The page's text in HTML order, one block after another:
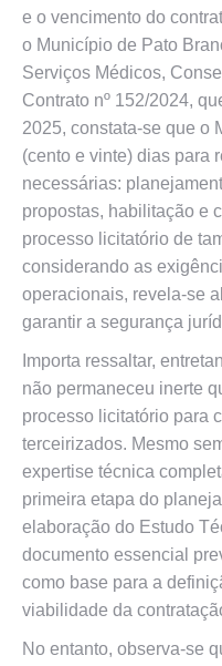
e o vencimento do
o Município de Pato
Serviços Médicos,
Contrato nº 152/2024,
2025, constata-se que o
(cento e vinte) dias para
necessárias:
propostas, habilitação e
processo licitatório de
considerando as
operacionais, revela-se
garantir a segurança
Importa ressaltar,
não permaneceu inerte
processo licitatório para
terceirizados. Mesmo
expertise técnica
primeira etapa do
elaboração do Estudo
documento essencial
como base para a
viabilidade da
No entanto, observa-se